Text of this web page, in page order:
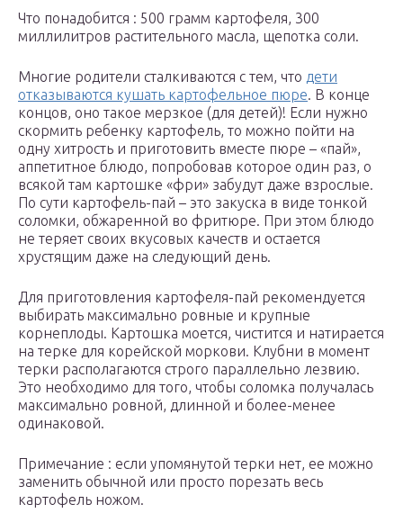
Что понадобится : 500 грамм картофеля, 300
миллилитров растительного масла, щепотка соли.
Многие родители сталкиваются с тем, что дети
отказываются кушать картофельное пюре. В конце
концов, оно такое мерзкое (для детей)! Если нужно
скормить ребенку картофель, то можно пойти на
одну хитрость и приготовить вместе пюре – «пай»,
аппетитное блюдо, попробовав которое один раз, о
всякой там картошке «фри» забудут даже взрослые.
По сути картофель-пай – это закуска в виде тонкой
соломки, обжаренной во фритюре. При этом блюдо
не теряет своих вкусовых качеств и остается
хрустящим даже на следующий день.
Для приготовления картофеля-пай рекомендуется
выбирать максимально ровные и крупные
корнеплоды. Картошка моется, чистится и натирается
на терке для корейской моркови. Клубни в момент
терки располагаются строго параллельно лезвию.
Это необходимо для того, чтобы соломка получалась
максимально ровной, длинной и более-менее
одинаковой.
Примечание : если упомянутой терки нет, ее можно
заменить обычной или просто порезать весь
картофель ножом.